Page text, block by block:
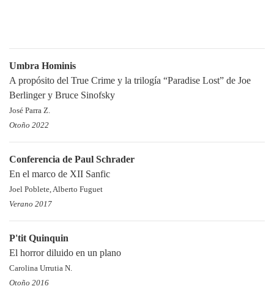
Umbra Hominis
A propósito del True Crime y la trilogía “Paradise Lost” de Joe
Berlinger y Bruce Sinofsky
José Parra Z.
Otoño 2022
Conferencia de Paul Schrader
En el marco de XII Sanfic
Joel Poblete, Alberto Fuguet
Verano 2017
P'tit Quinquin
El horror diluido en un plano
Carolina Urrutia N.
Otoño 2016